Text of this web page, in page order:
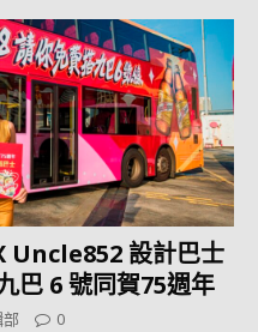
Uncle852 設計巴士
巴 6 號同賀75週年
0